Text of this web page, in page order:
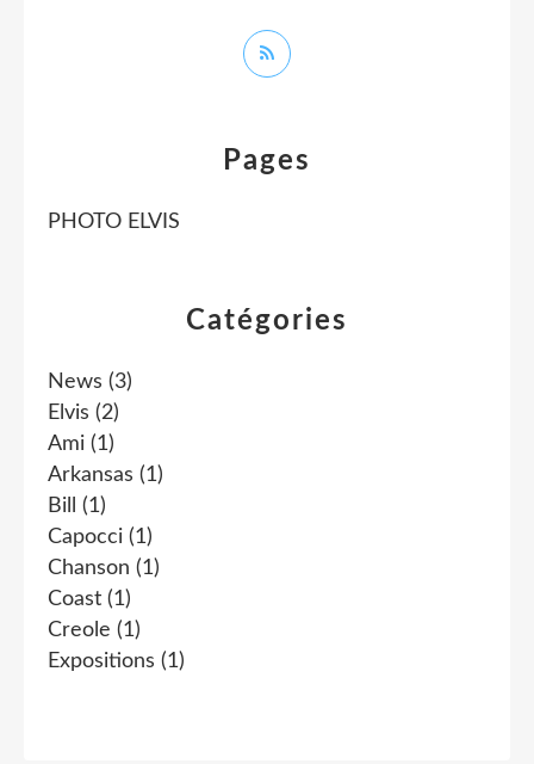
Catégories
News (3)
Elvis (2)
Ami (1)
Arkansas (1)
Bill
(1)
Capocci (1)
Chanson (1)
Coast (1)
Creole (1)
Expositions (1)
Pages
PHOTO ELVIS